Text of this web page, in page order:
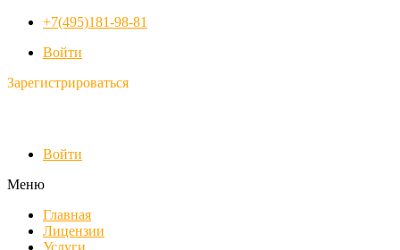
+7(495)181-98-81
Войти
Зарегистрироваться
Войти
Меню
Главная
Лицензии
Услуги